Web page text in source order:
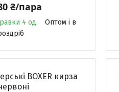
₴/пара
4 од.
Оптом і в
BOXER кирза